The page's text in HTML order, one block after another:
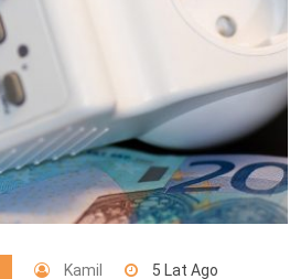
Kamil 5 Lat Ago